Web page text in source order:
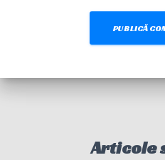
Articole